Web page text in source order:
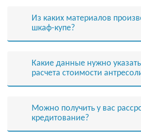
Из каких материалов
шкаф-купе?
Какие данные нужно
расчета стоимости
Можно получить у вас
кредитование?